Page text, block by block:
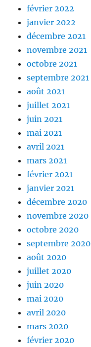
février 2022
janvier 2022
décembre 2021
novembre 2021
octobre 2021
septembre 2021
août 2021
juillet 2021
juin 2021
mai 2021
avril 2021
mars 2021
février 2021
janvier 2021
décembre 2020
novembre 2020
octobre 2020
septembre 2020
août 2020
juillet 2020
juin 2020
mai 2020
avril 2020
mars 2020
février 2020